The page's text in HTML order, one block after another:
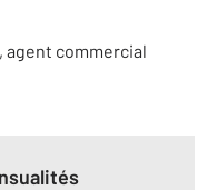
, agent commercial